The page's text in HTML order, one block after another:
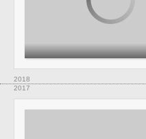
2018
2017